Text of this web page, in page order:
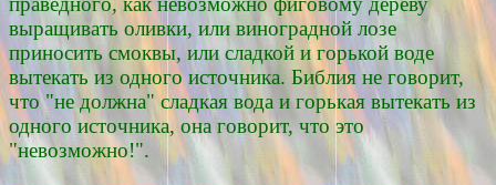
выращивать оливки, или виноградной лозе
приносить смоквы, или сладкой и горькой воде
вытекать из одного источника. Библия не говорит,
что "не должна" сладкая вода и горькая вытекать из
одного источника, она говорит, что это
"невозможно!".